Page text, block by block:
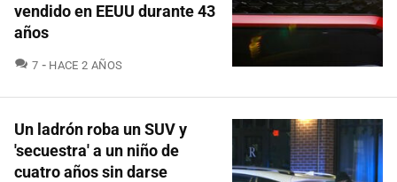
vendido en EEUU durante 43
años
7 COMENTARIOS
HACE 2 AÑOS
Un ladrón roba un SUV y
'secuestra' a un niño de
cuatro años sin darse